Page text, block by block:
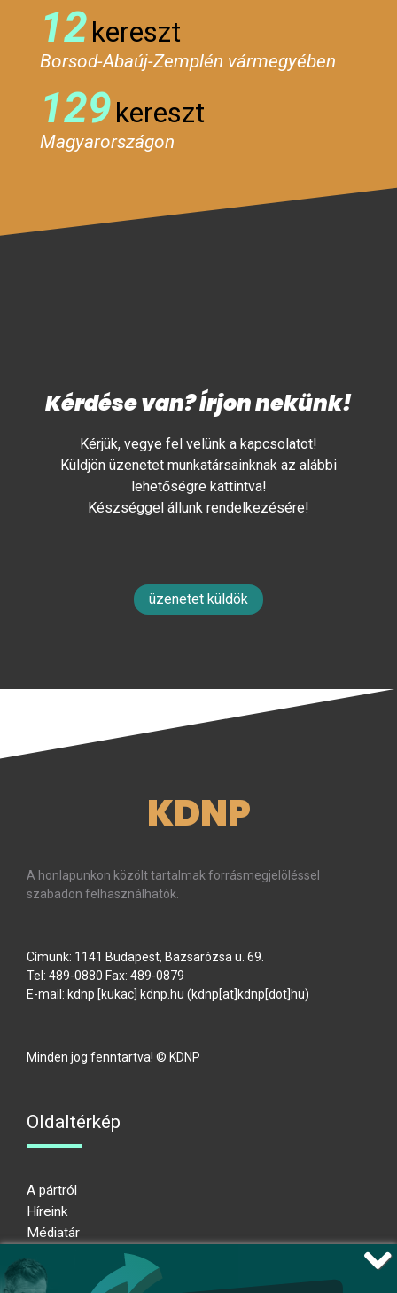
12kereszt
Borsod-Abaúj-Zemplén vármegyében
129kereszt
Magyarországon
Kérdése van? Írjon nekünk!
Kérjük, vegye fel velünk a kapcsolatot!
Küldjön üzenetet munkatársainknak az alábbi
lehetőségre kattintva!
Készséggel állunk rendelkezésére!
üzenetet küldök
KDNP
A honlapunkon közölt tartalmak forrásmegjelöléssel
szabadon felhasználhatók.
Címünk: 1141 Budapest, Bazsarózsa u. 69.
Tel: 489-0880 Fax: 489-0879
E-mail: kdnp [kukac] kdnp hu (kdnp[at]kdnp[dot]hu)
Minden jog fenntartva! © KDNP
Oldaltérkép
A pártról
Híreink
Médiatár
Adatkezelési nyilatkozat